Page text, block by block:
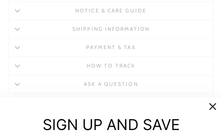
NOTICE & CARE GUIDE
SHIPPING INFORMATION
PAYMENT & TAX
HOW TO TRACK
ASK A QUESTION
SIGN UP AND SAVE